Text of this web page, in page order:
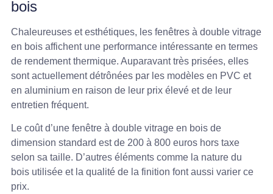
bois
Chaleureuses et esthétiques, les fenêtres à double vitrage
en bois affichent une performance intéressante en termes
de rendement thermique. Auparavant très prisées, elles
sont actuellement détrônées par les modèles en PVC et
en aluminium en raison de leur prix élevé et de leur
entretien fréquent.
Le coût d’une fenêtre à double vitrage en bois de
dimension standard est de 200 à 800 euros hors taxe
selon sa taille. D’autres éléments comme la nature du
bois utilisée et la qualité de la finition font aussi varier ce
prix.